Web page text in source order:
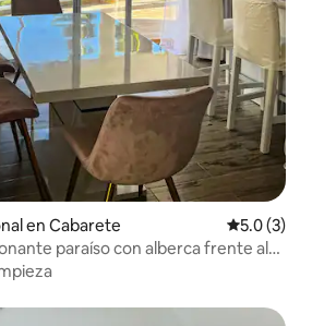
en Cabarete
5.0 (3)
paraíso con alberca frente al